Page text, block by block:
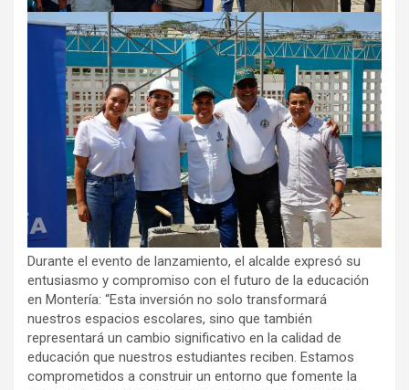
Durante el evento de lanzamiento, el alcalde expresó su
entusiasmo y compromiso con el futuro de la educación
en Montería: “Esta inversión no solo transformará
nuestros espacios escolares, sino que también
representará un cambio significativo en la calidad de
educación que nuestros estudiantes reciben. Estamos
comprometidos a construir un entorno que fomente la